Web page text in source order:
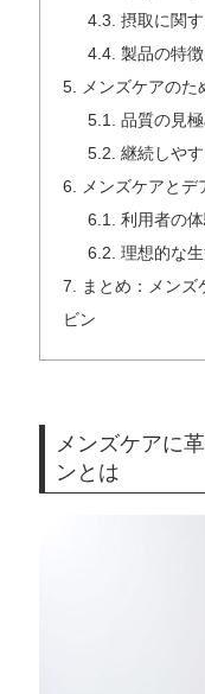
4.3. 摂取に関
4.4. 製品の特
5. メンズケアのた
5.1. 品質の見
5.2. 継続しや
6. メンズケアとデ
6.1. 利用者の
6.2. 理想的な
7. まとめ：メンズ
ビン
メンズケアに
ンとは